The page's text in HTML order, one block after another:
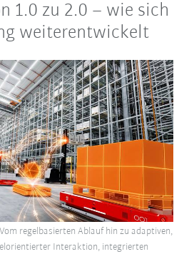
1.0 zu 2.0 – wie sich
weiterentwickelt
regelbasierten Ablauf hin zu adaptiven,
Interaktion, integrierten